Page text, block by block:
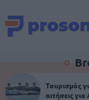
Τουρισμός
αιτήσεις